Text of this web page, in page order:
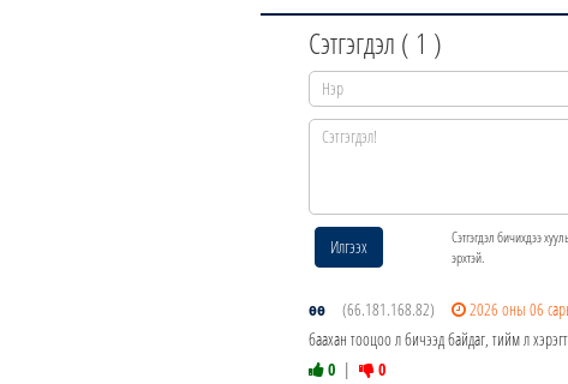
Сэтгэгдэл ( 1 )
Илгээх
Сэтгэгдэл бичихдээ
эрхтэй.
өө (66.181.168.82)
2026 оны 06
баахан тооцоо л бичээд байдаг, тийм л
0 | 0